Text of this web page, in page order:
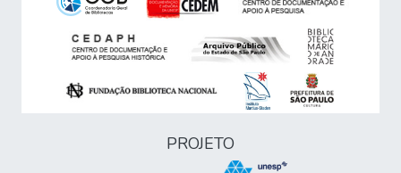
PROJETO